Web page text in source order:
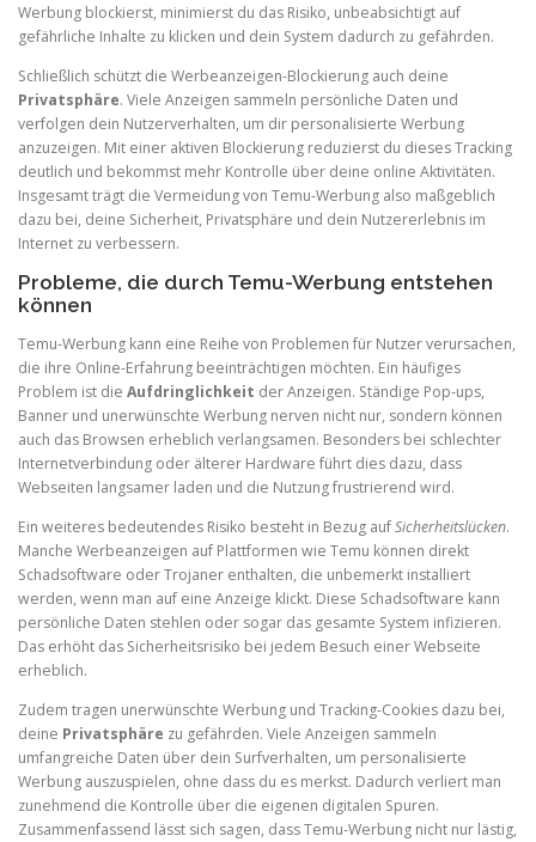
Werbung blockierst, minimierst du das Risiko, unbeabsichtigt auf
gefährliche Inhalte zu klicken und dein System dadurch zu gefährden.
Schließlich schützt die Werbeanzeigen-Blockierung auch deine
Privatsphäre. Viele Anzeigen sammeln persönliche Daten und
verfolgen dein Nutzerverhalten, um dir personalisierte Werbung
anzuzeigen. Mit einer aktiven Blockierung reduzierst du dieses Tracking
deutlich und bekommst mehr Kontrolle über deine online Aktivitäten.
Insgesamt trägt die Vermeidung von Temu-Werbung also maßgeblich
dazu bei, deine Sicherheit, Privatsphäre und dein Nutzererlebnis im
Internet zu verbessern.
Probleme, die durch Temu-Werbung entstehen
können
Temu-Werbung kann eine Reihe von Problemen für Nutzer verursachen,
die ihre Online-Erfahrung beeinträchtigen möchten. Ein häufiges
Problem ist die Aufdringlichkeit der Anzeigen. Ständige Pop-ups,
Banner und unerwünschte Werbung nerven nicht nur, sondern können
auch das Browsen erheblich verlangsamen. Besonders bei schlechter
Internetverbindung oder älterer Hardware führt dies dazu, dass
Webseiten langsamer laden und die Nutzung frustrierend wird.
Ein weiteres bedeutendes Risiko besteht in Bezug aufSicherheitslücken.
Manche Werbeanzeigen auf Plattformen wie Temu können direkt
Schadsoftware oder Trojaner enthalten, die unbemerkt installiert
werden, wenn man auf eine Anzeige klickt. Diese Schadsoftware kann
persönliche Daten stehlen oder sogar das gesamte System infizieren.
Das erhöht das Sicherheitsrisiko bei jedem Besuch einer Webseite
erheblich.
Zudem tragen unerwünschte Werbung und Tracking-Cookies dazu bei,
deine Privatsphäre zu gefährden. Viele Anzeigen sammeln
umfangreiche Daten über dein Surfverhalten, um personalisierte
Werbung auszuspielen, ohne dass du es merkst. Dadurch verliert man
zunehmend die Kontrolle über die eigenen digitalen Spuren.
Zusammenfassend lässt sich sagen, dass Temu-Werbung nicht nur lästig,